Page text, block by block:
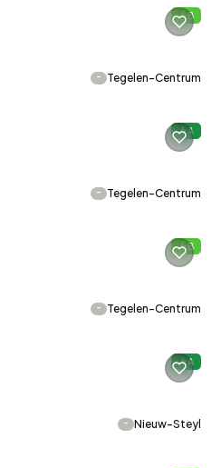
B
- Tegelen-Centrum
A
- Tegelen-Centrum
B
- Tegelen-Centrum
A
- Nieuw-Steyl